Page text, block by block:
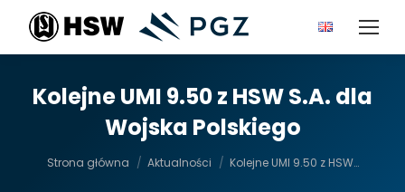
Kolejne UMI 9.50 z HSW S.A. dla
Wojska Polskiego
Strona główna Aktualności Kolejne UMI 9.50 z HSW…